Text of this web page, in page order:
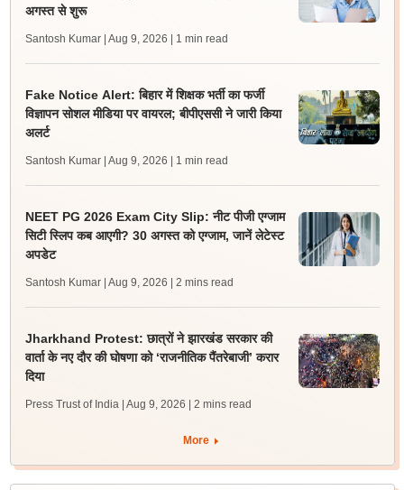
अगस्त से शुरू
Santosh Kumar | Aug 9, 2026 | 1 min read
Fake Notice Alert: बिहार में शिक्षक भर्ती का फर्जी
विज्ञापन सोशल मीडिया पर वायरल; बीपीएससी ने जारी किया
अलर्ट
Santosh Kumar | Aug 9, 2026 | 1 min read
NEET PG 2026 Exam City Slip: नीट पीजी एग्जाम
सिटी स्लिप कब आएगी? 30 अगस्त को एग्जाम, जानें लेटेस्ट
अपडेट
Santosh Kumar | Aug 9, 2026 | 2 mins read
Jharkhand Protest: छात्रों ने झारखंड सरकार की
वार्ता के नए दौर की घोषणा को ‘राजनीतिक पैंतरेबाजी’ करार
दिया
Press Trust of India | Aug 9, 2026 | 2 mins read
More